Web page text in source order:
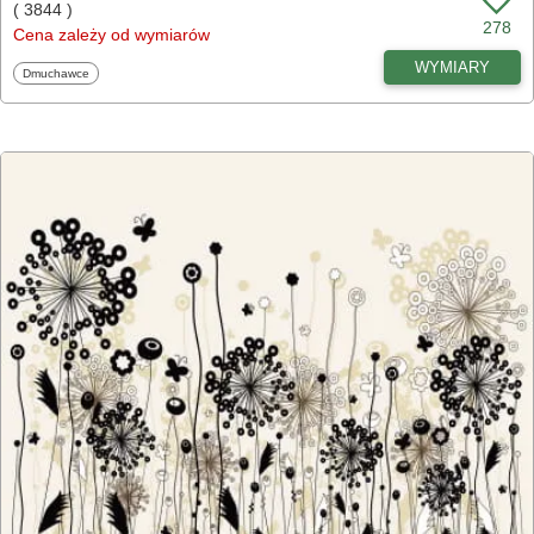
( 3844 )
Cena zależy od wymiarów
278
Fototapety
Dmuchawce WYMIARY